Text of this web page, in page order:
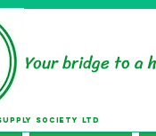
Your bridge to a
SOCIETY LTD